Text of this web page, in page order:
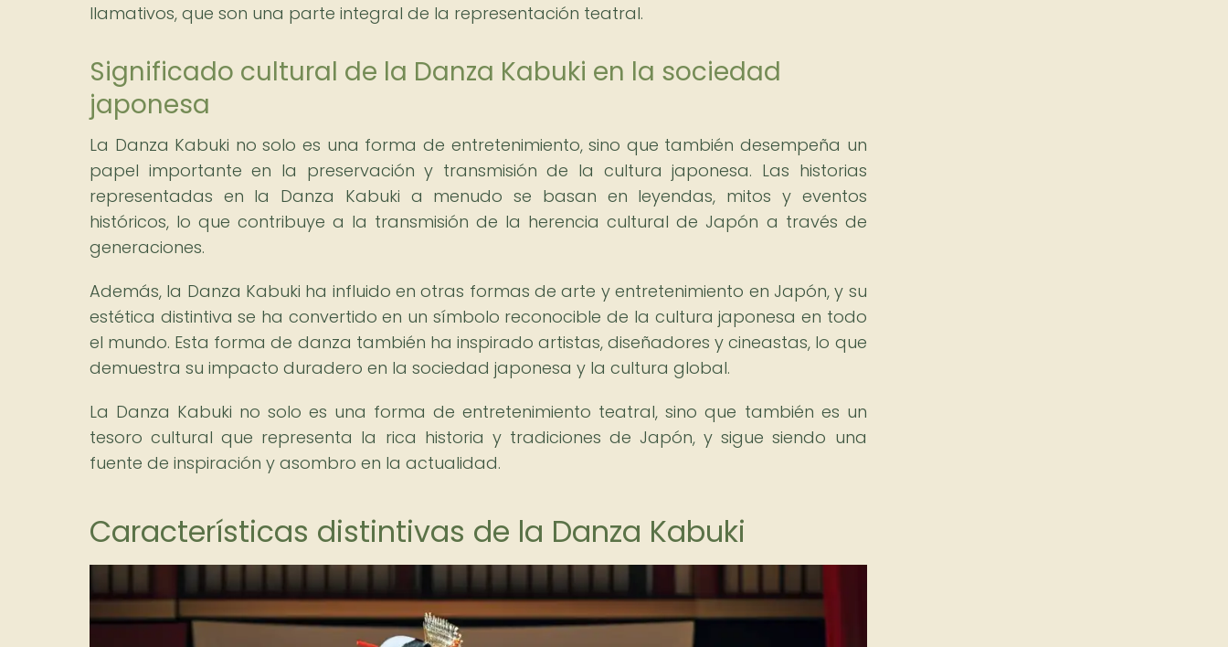
llamativos, que son una parte integral de la representación teatral.
Significado cultural de la Danza Kabuki en la sociedad
japonesa
La Danza Kabuki no solo es una forma de entretenimiento, sino que también desempeña un
papel importante en la preservación y transmisión de la cultura japonesa. Las historias
representadas en la Danza Kabuki a menudo se basan en leyendas, mitos y eventos
históricos, lo que contribuye a la transmisión de la herencia cultural de Japón a través de
generaciones.
Además, la Danza Kabuki ha influido en otras formas de arte y entretenimiento en Japón, y su
estética distintiva se ha convertido en un símbolo reconocible de la cultura japonesa en todo
el mundo. Esta forma de danza también ha inspirado artistas, diseñadores y cineastas, lo que
demuestra su impacto duradero en la sociedad japonesa y la cultura global.
La Danza Kabuki no solo es una forma de entretenimiento teatral, sino que también es un
tesoro cultural que representa la rica historia y tradiciones de Japón, y sigue siendo una
fuente de inspiración y asombro en la actualidad.
Características distintivas de la Danza Kabuki